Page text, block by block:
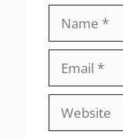
Website